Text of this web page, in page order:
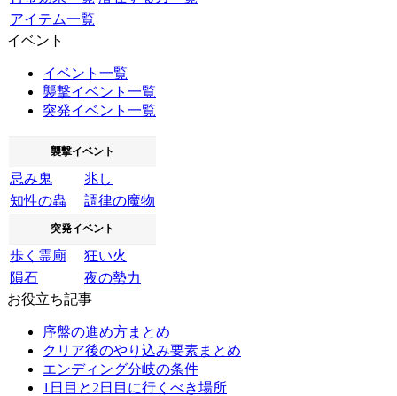
アイテム一覧
イベント
イベント一覧
襲撃イベント一覧
突発イベント一覧
襲撃イベント
忌み鬼
兆し
知性の蟲
調律の魔物
突発イベント
歩く霊廟
狂い火
隕石
夜の勢力
お役立ち記事
序盤の進め方まとめ
クリア後のやり込み要素まとめ
エンディング分岐の条件
1日目と2日目に行くべき場所